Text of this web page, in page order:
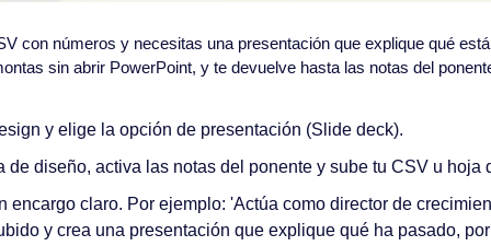
con números y necesitas una presentación que explique qué
sin abrir PowerPoint, y te devuelve hasta las notas del
y elige la opción de presentación (Slide deck).
de diseño, activa las notas del ponente y sube tu CSV u hoja
encargo claro. Por ejemplo: 'Actúa como director de
y crea una presentación que explique qué ha pasado,